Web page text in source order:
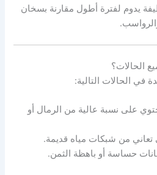
يدوم لفترة أطول مقارنة بسخان
في الحالات التالية:
على نسبة عالية من الرمال أو
تعاني من شبكات مياه قديمة.
حساسة أو باهظة الثمن.